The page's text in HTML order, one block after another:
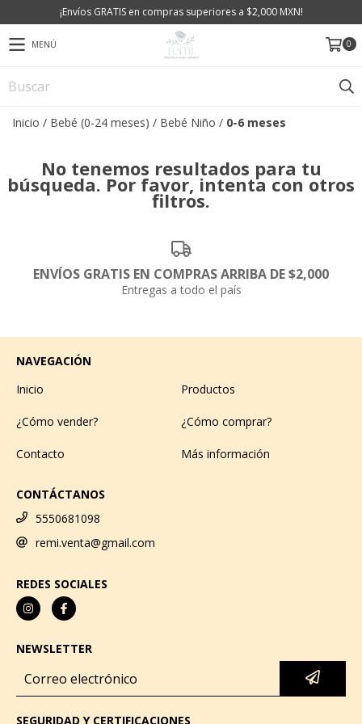
¡Envíos GRATIS en compras superiores a $2,000 MXN!
MENÚ 0
Inicio / Bebé (0-24 meses) / Bebé Niño / 0-6 meses
No tenemos resultados para tu
búsqueda. Por favor, intenta con otros
filtros.
ENVÍOS GRATIS EN COMPRAS ARRIBA DE $2,000
Entregas a todo el país
NAVEGACIÓN
Inicio
Productos
¿Cómo vender? ¿Cómo comprar?
Contacto Más información
CONTÁCTANOS
5550681098
remi.venta@gmail.com
REDES SOCIALES
NEWSLETTER
SEGURIDAD Y CERTIFICACIONES